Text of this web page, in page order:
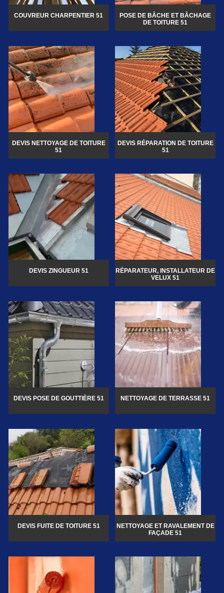
COUVREUR CHARPENTIER 51
POSE DE BÂCHE ET BÂCHAGE
DE TOITURE 51
DEVIS NETTOYAGE DE TOITURE
51
DEVIS RÉPARATION DE TOITURE
51
DEVIS ZINGUEUR 51
RÉPARATEUR, INSTALLATEUR DE
VELUX 51
DEVIS POSE DE GOUTTIÈRE 51 NETTOYAGE DE TERRASSE 51
DEVIS FUITE DE TOITURE 51
NETTOYAGE ET RAVALEMENT DE
FAÇADE 51